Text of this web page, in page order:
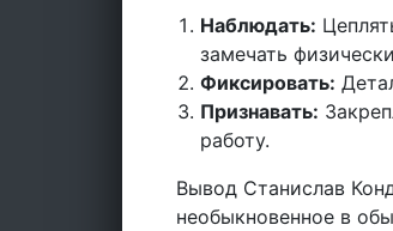
Наблюдать:
замечать
Фиксировать:
Признавать:
работу.
Вывод Станислав
необыкновенное в